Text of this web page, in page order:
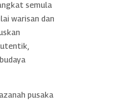
semula
warisan dan
pusaka